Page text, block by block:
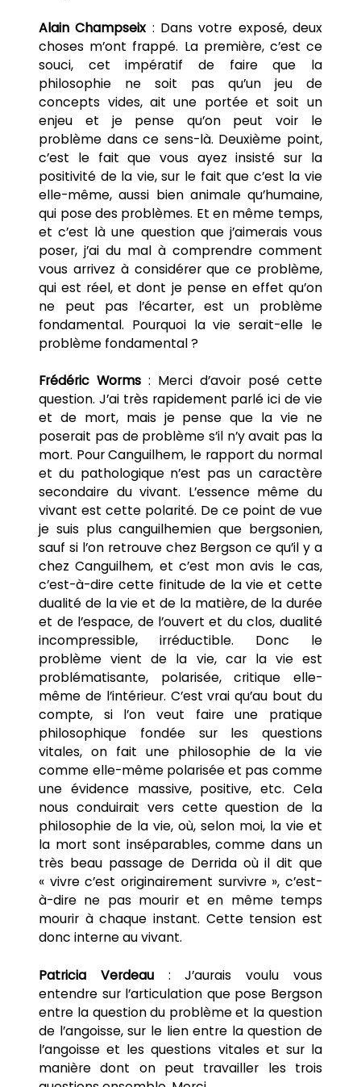
Alain Champseix : Dans votre exposé, deux
choses m’ont frappé. La première, c’est ce
souci, cet impératif de faire que la
philosophie ne soit pas qu’un jeu de
concepts vides, ait une portée et soit un
enjeu et je pense qu’on peut voir le
problème dans ce sens-là. Deuxième point,
c’est le fait que vous ayez insisté sur la
positivité de la vie, sur le fait que c’est la vie
elle-même, aussi bien animale qu’humaine,
qui pose des problèmes. Et en même temps,
et c’est là une question que j’aimerais vous
poser, j’ai du mal à comprendre comment
vous arrivez à considérer que ce problème,
qui est réel, et dont je pense en effet qu’on
ne peut pas l’écarter, est un problème
fondamental. Pourquoi la vie serait-elle le
problème fondamental ?
Frédéric Worms: Merci d’avoir posé cette
question. J’ai très rapidement parlé ici de vie
et de mort, mais je pense que la vie ne
poserait pas de problème s’il n’y avait pas la
mort. Pour Canguilhem, le rapport du normal
et du pathologique n’est pas un caractère
secondaire du vivant. L’essence même du
vivant est cette polarité. De ce point de vue
je suis plus canguilhemien que bergsonien,
sauf si l’on retrouve chez Bergson ce qu’il y a
chez Canguilhem, et c’est mon avis le cas,
c’est-à-dire cette finitude de la vie et cette
dualité de la vie et de la matière, de la durée
et de l’espace, de l’ouvert et du clos, dualité
incompressible, irréductible. Donc le
problème vient de la vie, car la vie est
problématisante, polarisée, critique elle-
même de l’intérieur. C’est vrai qu’au bout du
compte, si l’on veut faire une pratique
philosophique fondée sur les questions
vitales, on fait une philosophie de la vie
comme elle-même polarisée et pas comme
une évidence massive, positive, etc. Cela
nous conduirait vers cette question de la
philosophie de la vie, où, selon moi, la vie et
la mort sont inséparables, comme dans un
très beau passage de Derrida où il dit que
« vivre c’est originairement survivre », c’est-
à-dire ne pas mourir et en même temps
mourir à chaque instant. Cette tension est
donc interne au vivant.
Patricia Verdeau : J’aurais voulu vous
entendre sur l’articulation que pose Bergson
entre la question du problème et la question
de l’angoisse, sur le lien entre la question de
l’angoisse et les questions vitales et sur la
manière dont on peut travailler les trois